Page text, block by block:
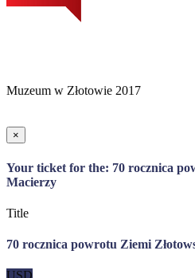
Muzeum w Złotowie 2017
×
Your ticket for the: 70 rocznica
Macierzy
Title
70 rocznica powrotu Ziemi